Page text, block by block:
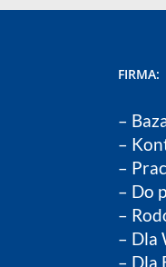
FIRMA:
–
–
–
– Do
–
– Dla
– Dla